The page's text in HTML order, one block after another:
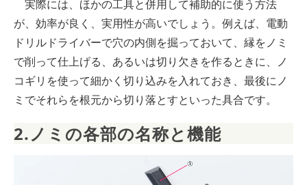
実際には、ほかの工具と併用して補助的に使う方法
が、効率が良く、実用性が高いでしょう。例えば、電動
ドリルドライバーで穴の内側を掘っておいて、縁をノミ
で削って仕上げる、あるいは切り欠きを作るときに、ノ
コギリを使って細かく切り込みを入れておき、最後にノ
ミでそれらを根元から切り落とすといった具合です。
2.ノミの各部の名称と機能